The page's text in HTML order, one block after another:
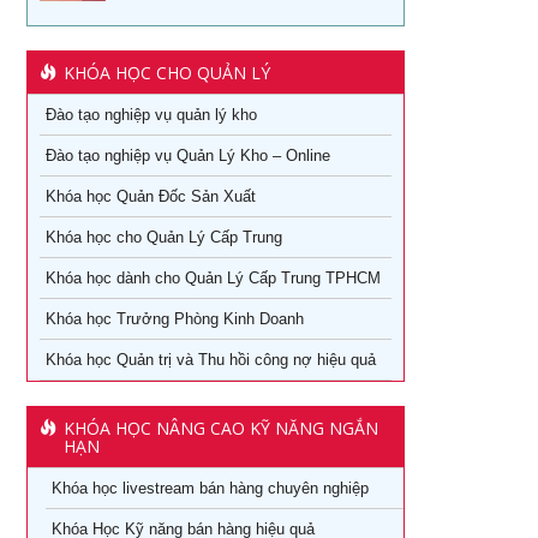
Khóa học phong thủy ứng dụng cho doanh nhân hậu
Văn hóa lấy khách hàng làm trung tâm: từ chiến lược đến
hành động
Chuyên khảo Nói chuyện làm ăn dưới góc nhìn phong
thủy
Chuyên khảo Phong thủy ứng dụng dành cho doanh nhân
Khóa học livestream bán hàng chuyên nghiệp
Cách đăng bán hàng trên Facebook hiệu quả
Khóa học Digital Marketing dành cho CMO
Khoá học Kinh Doanh online chuyên nghiệp
Khóa học Quản trị và Thu hồi công nợ hiệu quả
Khoá học quản lý kho tại TPHCM
Học cách kiểm soát tài chính doanh nghiệp tại tphcm
Học phong thủy ứng dụng tại TPHCM
Chiến lược nguồn nhân lực trong thời kỳ 4.0
Kỹ Năng Lãnh Đạo Cao Cấp
Làm thế nào số hóa trong doanh nghiệp
Khóa học kỹ năng làm việc hiệu quả tại TPHCM
khóa học kaizen 5s – hiểu đúng và làm đúng
Khóa học Quản trị mua hàng
KHÓA HỌC CHO QUẢN LÝ
Đào tạo nghiệp vụ quản lý kho
Đào tạo nghiệp vụ Quản Lý Kho – Online
Khóa học Quản Đốc Sản Xuất
Khóa học cho Quản Lý Cấp Trung
Khóa học dành cho Quản Lý Cấp Trung TPHCM
Khóa học Trưởng Phòng Kinh Doanh
Khóa học Quản trị và Thu hồi công nợ hiệu quả
KHÓA HỌC NÂNG CAO KỸ NĂNG NGẮN
HẠN
Khóa học livestream bán hàng chuyên nghiệp
Khóa Học Kỹ năng bán hàng hiệu quả